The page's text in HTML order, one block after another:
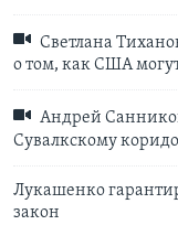
Светлана
о том, как США
Андрей
Сувалкскому
Лукашенко
закон